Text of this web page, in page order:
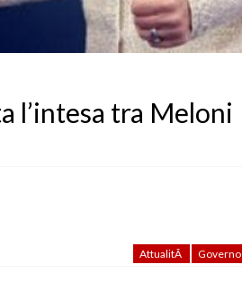
l’intesa tra Meloni
AttualitÃ Governo